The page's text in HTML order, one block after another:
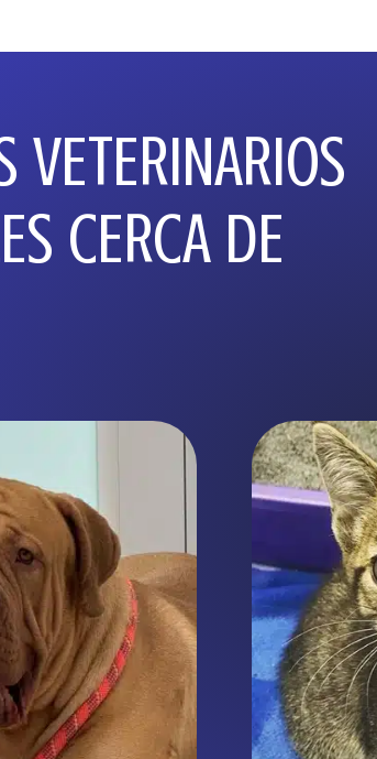
VETERINARIOS
CERCA DE